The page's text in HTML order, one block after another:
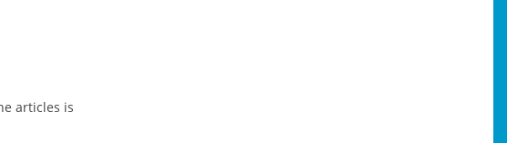
articles is